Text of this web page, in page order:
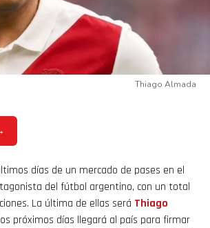
Thiago Almada
días de un mercado de pases en el
del fútbol argentino, con un total
La última de ellas será Thiago
próximos días llegará al país para firmar